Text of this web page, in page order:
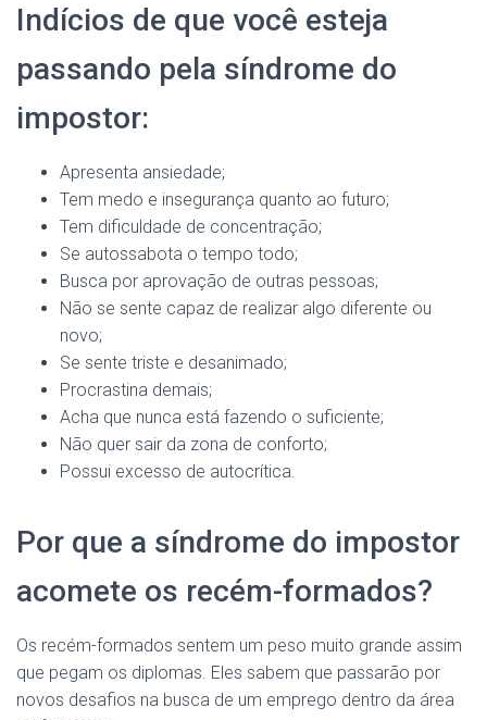
Indícios de que você esteja
passando pela síndrome do
impostor:
Apresenta ansiedade;
Tem medo e insegurança quanto ao futuro;
Tem dificuldade de concentração;
Se autossabota o tempo todo;
Busca por aprovação de outras pessoas;
Não se sente capaz de realizar algo diferente ou
novo;
Se sente triste e desanimado;
Procrastina demais;
Acha que nunca está fazendo o suficiente;
Não quer sair da zona de conforto;
Possui excesso de autocrítica.
Por que a síndrome do impostor
acomete os recém-formados?
Os recém-formados sentem um peso muito grande assim
que pegam os diplomas. Eles sabem que passarão por
novos desafios na busca de um emprego dentro da área